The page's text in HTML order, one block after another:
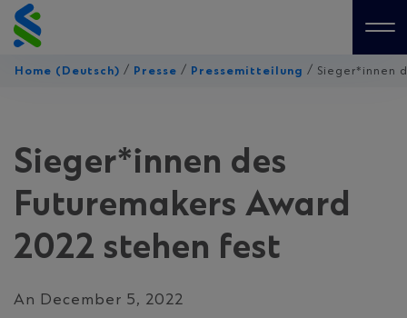
Skip
to
content
Home (Deutsch) / Presse / Pressemitteilung / Sieger*innen
Sieger*innen des
Futuremakers Award
2022 stehen fest
An December 5, 2022